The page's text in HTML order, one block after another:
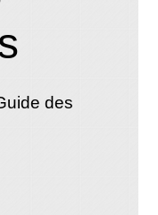
des